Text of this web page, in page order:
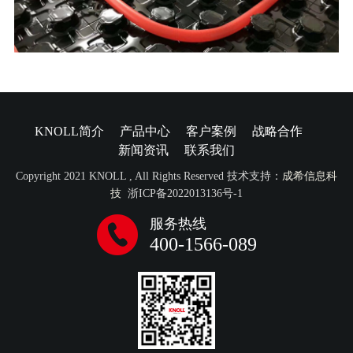
KNOLL简介 产品中心 客户案例
战略合作
新闻资讯
联系我们
Copyright 2021 KNOLL , All Rights Reserved 技术支持： 成希信息科
技 浙ICP备2022013136号-1
服务热线
400-1566-089